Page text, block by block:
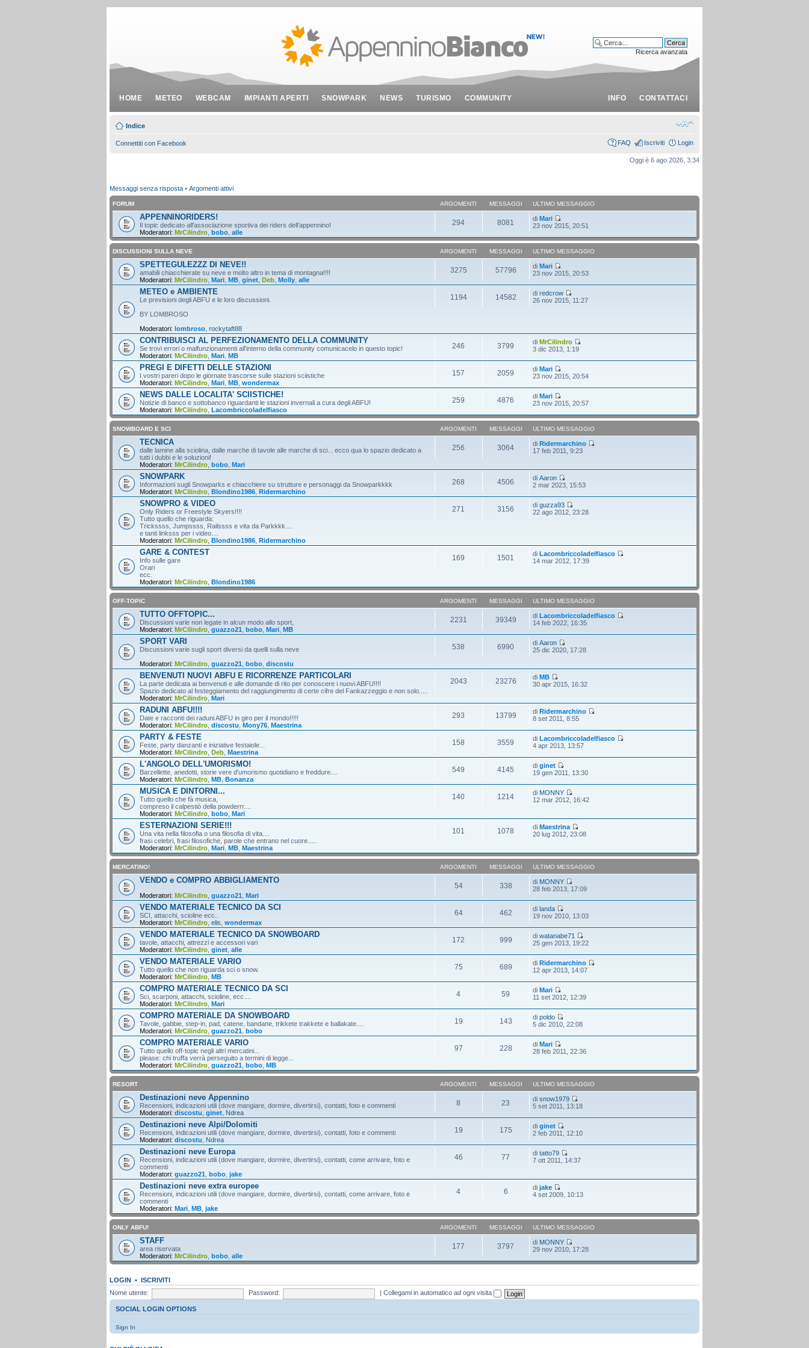
HOME METEO WEBCAM IMPIANTI APERTI SNOWPARK NEWS TURISMO COMMUNITY INFO CONTATTACI
Ricerca avanzata
Indice
Connettiti con Facebook FAQ Iscriviti Login
Oggi è 6 ago 2026, 3:34
Messaggi senza risposta • Argomenti attivi
FORUM ARGOMENTI MESSAGGI ULTIMO MESSAGGIO
APPENNINORIDERS!
Il topic dedicato all'associazione sportiva dei riders dell'appennino!
Moderatori: MrCilindro bobo alle
294 8081 diMari
23 nov 2015, 20:51
DISCUSSIONI SULLA NEVE ARGOMENTI MESSAGGI ULTIMO MESSAGGIO
SPETTEGULEZZZ DI NEVE!!
amabili chiacchierate su neve e molto altro in tema di montagna!!!!
Moderatori: MrCilindro Mari MB ginet Deb Molly alle
3275 57796 diMari
23 nov 2015, 20:53
METEO e AMBIENTE
Le previsioni degli ABFU e le loro discussioni.
BY LOMBROSO
Moderatori: lombroso rockytaft88
1194 14582 diredcrow
26 nov 2015, 11:27
CONTRIBUISCI AL PERFEZIONAMENTO DELLA COMMUNITY
Se trovi errori o malfunzionamenti all'interno della community comunicacelo in questo topic!
Moderatori: MrCilindro Mari MB
246 3799 diMrCilindro
3 dic 2013, 1:19
PREGI E DIFETTI DELLE STAZIONI
I vostri pareri dopo le giornate trascorse sulle stazioni sciistiche
Moderatori: MrCilindro Mari MB wondermax
157 2059 diMari
23 nov 2015, 20:54
NEWS DALLE LOCALITA' SCIISTICHE!
Notizie di banco e sottobanco riguardanti le stazioni invernali a cura degli ABFU!
Moderatori: MrCilindro Lacombriccoladelfiasco
259 4876 diMari
23 nov 2015, 20:57
SNOWBOARD E SCI ARGOMENTI MESSAGGI ULTIMO MESSAGGIO
TECNICA
dalle lamine alla sciolina, dalle marche di tavole alle marche di sci... ecco qua lo spazio dedicato a
tutti i dubbi e le soluzioni!
Moderatori: MrCilindro bobo Mari
256 3064 diRidermarchino
17 feb 2011, 9:23
SNOWPARK
Informazioni sugli Snowparks e chiacchiere su strutture e personaggi da Snowparkkkk
Moderatori: MrCilindro Blondino1986 Ridermarchino
268 4506 diAaron
2 mar 2023, 15:53
SNOWPRO & VIDEO
Only Riders or Freestyle Skyers!!!!
Tutto quello che riguarda:
Trickssss, Jumpssss, Railssss e vita da Parkkkk....
e tanti linksss per i video....
Moderatori: MrCilindro Blondino1986 Ridermarchino
271 3156 diguzza93
22 ago 2012, 23:28
GARE & CONTEST
Info sulle gare
Orari
ecc.
Moderatori: MrCilindro Blondino1986
169 1501 diLacombriccoladelfiasco
14 mar 2012, 17:39
OFF-TOPIC ARGOMENTI MESSAGGI ULTIMO MESSAGGIO
TUTTO OFFTOPIC...
Discussioni varie non legate in alcun modo allo sport,
Moderatori: MrCilindro guazzo21 bobo Mari MB
2231 39349 diLacombriccoladelfiasco
14 feb 2022, 16:35
SPORT VARI
Discussioni varie sugli sport diversi da quelli sulla neve
Moderatori: MrCilindro guazzo21 bobo discostu
538 6990 diAaron
25 dic 2020, 17:28
BENVENUTI NUOVI ABFU E RICORRENZE PARTICOLARI
La parte dedicata ai benvenuti e alle domande di rito per conoscere i nuovi ABFU!!!!
Spazio dedicato al festeggiamento del raggiungimento di certe cifre del Fankazzeggio e non solo.....
Moderatori: MrCilindro Mari
2043 23276 diMB
30 apr 2015, 16:32
RADUNI ABFU!!!!
Date e racconti dei raduni ABFU in giro per il mondo!!!!!
Moderatori: MrCilindro discostu Mony76 Maestrina
293 13799 diRidermarchino
8 set 2011, 8:55
PARTY & FESTE
Feste, party danzanti e iniziative festaiole...
Moderatori: MrCilindro Deb Maestrina
158 3559 diLacombriccoladelfiasco
4 apr 2013, 13:57
L'ANGOLO DELL'UMORISMO!
Barzellette, anedotti, storie vere d'umorismo quotidiano e freddure....
Moderatori: MrCilindro MB Bonanza
549 4145 diginet
19 gen 2011, 13:30
MUSICA E DINTORNI...
Tutto quello che fà musica,
compreso il calpestiò della powderrr....
Moderatori: MrCilindro bobo Mari
140 1214 di MONNY
12 mar 2012, 16:42
ESTERNAZIONI SERIE!!!
Una vita nella filosofia o una filosofia di vita....
frasi celebri, frasi filosofiche, parole che entrano nel cuore.....
Moderatori: MrCilindro Mari MB Maestrina
101 1078 diMaestrina
20 lug 2012, 23:08
MERCATINO! ARGOMENTI MESSAGGI ULTIMO MESSAGGIO
VENDO e COMPRO ABBIGLIAMENTO
Moderatori: MrCilindro guazzo21 Mari
54 338 di MONNY
28 feb 2013, 17:09
VENDO MATERIALE TECNICO DA SCI
SCI, attacchi, scioline ecc..
Moderatori: MrCilindro elis wondermax
64 462 dilanda
19 nov 2010, 13:03
VENDO MATERIALE TECNICO DA SNOWBOARD
tavole, attacchi, attrezzi e accessori vari
Moderatori: MrCilindro ginet alle
172 999 diwatanabe71
25 gen 2013, 19:22
VENDO MATERIALE VARIO
Tutto quello che non riguarda sci o snow.
Moderatori: MrCilindro MB
75 689 diRidermarchino
12 apr 2013, 14:07
COMPRO MATERIALE TECNICO DA SCI
Sci, scarponi, attacchi, scioline, ecc....
Moderatori: MrCilindro Mari
4 59 diMari
11 set 2012, 12:39
COMPRO MATERIALE DA SNOWBOARD
Tavole, gabbie, step-in, pad, catene, bandane, trikkete trakkete e ballakate....
Moderatori: MrCilindro guazzo21 bobo
19 143 dipoldo
5 dic 2010, 22:08
COMPRO MATERIALE VARIO
Tutto quello off-topic negli altri mercatini...
please: chi truffa verrà perseguito a termini di legge...
Moderatori: MrCilindro guazzo21 bobo MB
97 228 diMari
28 feb 2011, 22:36
RESORT ARGOMENTI MESSAGGI ULTIMO MESSAGGIO
Destinazioni neve Appennino
Recensioni, indicazioni utili (dove mangiare, dormire, divertirsi), contatti, foto e commenti
Moderatori: discostu ginet Ndrea
8 23 disnow1979
5 set 2011, 13:18
Destinazioni neve Alpi/Dolomiti
Recensioni, indicazioni utili (dove mangiare, dormire, divertirsi), contatti, foto e commenti
Moderatori: discostu Ndrea
19 175 diginet
2 feb 2011, 12:10
Destinazioni neve Europa
Recensioni, indicazioni utili (dove mangiare, dormire, divertirsi), contatti, come arrivare, foto e
commenti
Moderatori: guazzo21 bobo jake
46 77 ditatto79
7 ott 2011, 14:37
Destinazioni neve extra europee
Recensioni, indicazioni utili (dove mangiare, dormire, divertirsi), contatti, come arrivare, foto e
commenti
Moderatori: Mari MB jake
4 6 dijake
4 set 2009, 10:13
ONLY ABFU! ARGOMENTI MESSAGGI ULTIMO MESSAGGIO
STAFF
area riservata
Moderatori: MrCilindro bobo alle
177 3797 di MONNY
29 nov 2010, 17:28
LOGIN • ISCRIVITI
Nome utente:
Password: Collegami in automatico ad ogni visita
SOCIAL LOGIN OPTIONS
Sign In